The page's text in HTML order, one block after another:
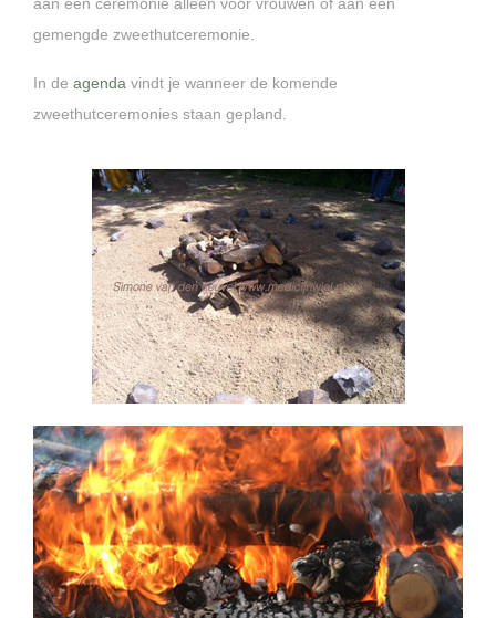
aan een ceremonie alleen voor vrouwen of aan een
gemengde zweethutceremonie.
In de agenda vindt je wanneer de komende
zweethutceremonies staan gepland.